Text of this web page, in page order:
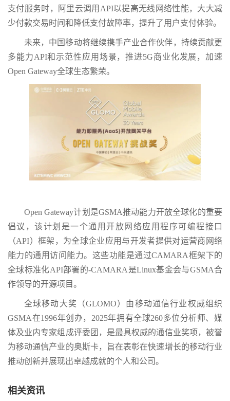
支付服务时，阿里云调用API以提高无线网络性能，大大减
少付款交易时间和降低支付故障率，提升了用户支付体验。
未来，中国移动将继续携手产业合作伙伴，持续贡献更
多能力API和示范性应用场景，推进5G商业化发展，加速
Open Gateway全球生态繁荣。
Open Gateway计划是GSMA推动能力开放全球化的重要
倡议，该计划是一个通用开放网络应用程序可编程接口
（API）框架，为全球企业应用与开发者提供对运营商网络
能力的通用访问能力。这些功能是通过CAMARA框架下的
全球标准化API部署的-CAMARA是Linux基金会与GSMA合
作领导的开源项目。
全球移动大奖（GLOMO）由移动通信行业权威组织
GSMA在1996年创办，2025年拥有全球260多位分析师、媒
体及业内专家组成评委团，是最具权威的通信业奖项，被誉
为移动通信产业的奥斯卡，旨在表彰在快速增长的移动行业
推动创新并展现出卓越成就的个人和公司。
相关资讯